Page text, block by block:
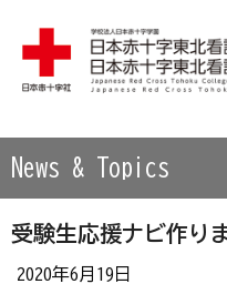
学校法人 日本赤十字学園
News & Topics
受験生応援ナビ作り
2020年6月19日